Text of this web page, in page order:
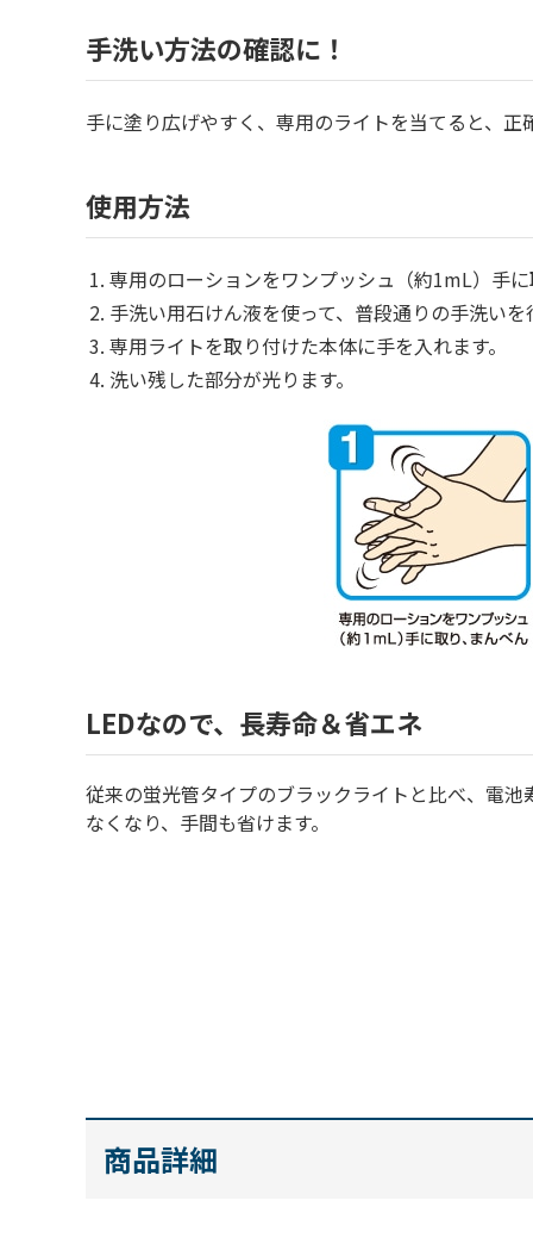
手洗い方法の確認に！
手に塗り広げやすく、専用のライトを当てると、
使用方法
専用のローションをワンプッシュ（約1mL）手
手洗い用石けん液を使って、普段通りの手洗いを
専用ライトを取り付けた本体に手を入れます。
洗い残した部分が光ります。
LEDなので、長寿命＆省エネ
従来の蛍光管タイプのブラックライトと比べ、電
なくなり、手間も省けます。
商品詳細